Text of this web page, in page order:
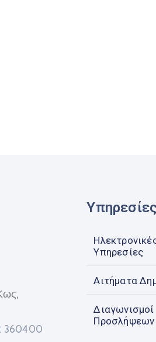
360400
Υπηρεσίες
Υπηρεσίες
Αιτήματα
Διαγωνισμοί
Προσλήψεων